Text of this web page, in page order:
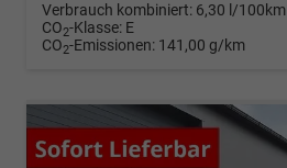
Verbrauch kombiniert: 6,30 l/100km
CO2-Klasse: E
CO2-Emissionen: 141,00 g/km